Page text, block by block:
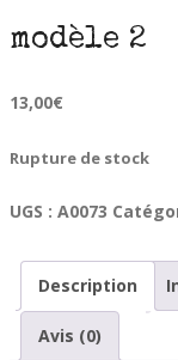
modèle 2
13,00€
Rupture de stock
UGS : A0073
Description
Avis (0)